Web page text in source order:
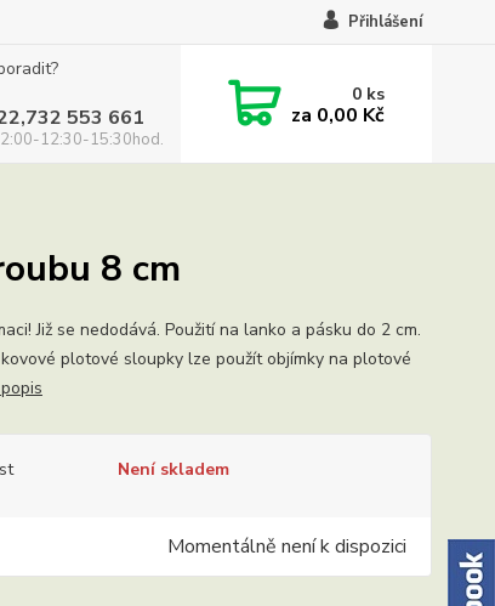
Přihlášení
553 661
12:30-15:30hod.
0 ks
za 0,00 Kč
8 cm
Již se nedodává. Použití na lanko a pásku do 2 cm.
plotové sloupky lze použít objímky na plotové
Není skladem
Momentálně není k dispozici